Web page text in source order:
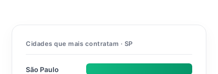
Cidades que mais contratam · SP
São Paulo